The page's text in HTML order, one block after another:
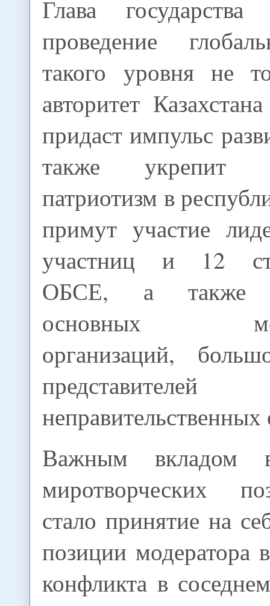
Глава
проведение
такого уровня не
авторитет
придаст импульс
также укрепит
патриотизм в
примут участие
участниц и 12
ОБСЕ, а также
основных
организаций,
представителей
Важным вкладом
миротворческих
стало принятие на
позиции модератора
конфликта в